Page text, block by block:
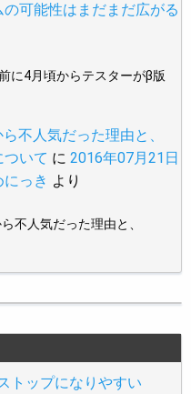
可能性はまだまだ広がる
に4月頃からテスターがβ版
不人気だった理由と、
いて に 2016年07月21日
にっき より
不人気だった理由と、
トップになりやすい